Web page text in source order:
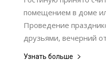
помещением в доме
Проведение
друзьями, вечерний
Узнать больше